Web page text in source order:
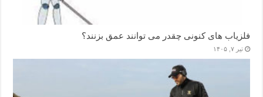
فلزیاب های کنونی چقدر می توانند عمق بزنند؟
تیر ۷, ۱۴۰۵